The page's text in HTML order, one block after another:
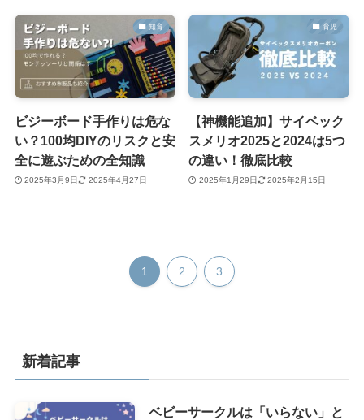
知育
ビジーボード手作りは危な
い？100均DIYのリスクと安
全に遊ぶための全知識
2025年3月9日 2025年4月27日
育児
【神機能追加】サイベック
スメリオ2025と2024は5つ
の違い！徹底比較
2025年1月29日 2025年2月15日
1 2 3
新着記事
ベビーサークルは「いらない」と